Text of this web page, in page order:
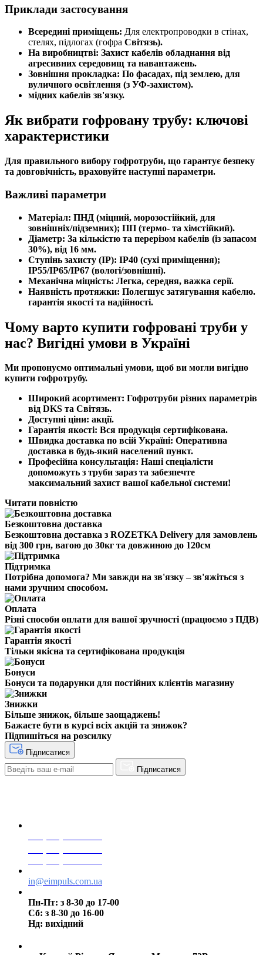
Приклади застосування
Всередині приміщень: Для електропроводки в стінах,
стелях, підлогах (гофра Світязь).
На виробництві: Захист кабелів обладнання від
агресивних середовищ та навантажень.
Зовнішня прокладка: По фасадах, під землею, для
вуличного освітлення (з УФ-захистом).
мідних кабелів зв'язку.
Як вибрати гофровану трубу: ключові
характеристики
Для правильного вибору гофротруби, що гарантує безпеку
та довговічність, враховуйте наступні параметри.
Важливі параметри
Матеріал: ПНД (міцний, морозостійкий, для
зовнішніх/підземних); ПП (термо- та хімстійкий).
Діаметр: За кількістю та перерізом кабелів (із запасом
30%), від 16 мм.
Ступінь захисту (IP): IP40 (сухі приміщення);
IP55/IP65/IP67 (вологі/зовнішні).
Механічна міцність: Легка, середня, важка серії.
Наявність протяжки: Полегшує затягування кабелю.
гарантія якості та надійності.
Чому варто купити гофровані труби у
нас? Вигідні умови в Україні
Ми пропонуємо оптимальні умови, щоб ви могли вигідно
купити гофротрубу.
Широкий асортимент: Гофротруби різних параметрів
від DKS та Світязь.
Доступні ціни: акції.
Гарантія якості: Вся продукція сертифікована.
Швидка доставка по всій Україні: Оперативна
доставка в будь-який населений пункт.
Професійна консультація: Наші спеціалісти
допоможуть з труби зараз та забезпечте
максимальний захист вашої кабельної системи!
Читати повністю
Безкоштовна доставка
Безкоштовна доставка з ROZETKA Delivery для замовлень
від 300 грн, вагою до 30кг та довжиною до 120см
Підтримка
Потрібна допомога? Ми завжди на зв'язку – зв'яжіться з
нами зручним способом.
Оплата
Різні способи оплати для вашої зручності (працюємо з ПДВ)
Гарантія якості
Тільки якісна та сертифікована продукція
Бонуси
Бонуси та подарунки для постійних клієнтів магазину
Знижки
Більше знижок, більше заощаджень!
Бажаєте бути в курсі всіх акцій та знижок?
Підпишіться на розсилку
Підписатися
Підписатися
in@eimpuls.com.ua
Пн-Пт: з 8-30 до 17-00
Сб: з 8-30 до 16-00
Нд: вихідний